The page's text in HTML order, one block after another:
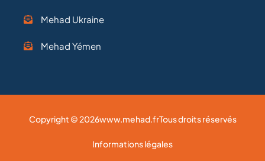
Mehad Ukraine
Mehad Yémen
Copyright © 2026www.mehad.frTous droits réservés
Informations légales